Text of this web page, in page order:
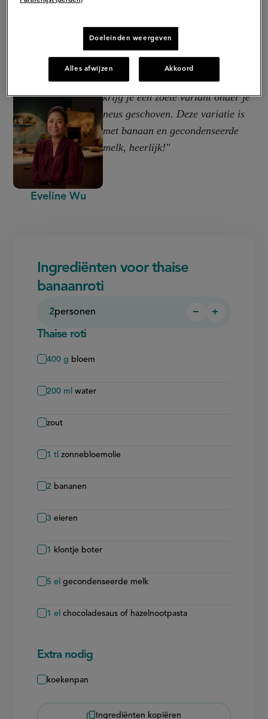
Eveline Wu
"Als je in Thailand om roti vraagt
krijg je een zoete variant onder je
neus geschoven. Deze variatie is
met banaan en gecondenseerde
melk, heerlijk!"
Ingrediënten voor thaise
banaanroti
2personen
Persoon
−
Persoon
+
Thaise roti
400 g bloem
200 ml water
zout
1 tl zonnebloemolie
2 bananen
3 eieren
1 klontje boter
5 el gecondenseerde melk
1 el chocoladesaus of hazelnootpasta
Extra nodig
koekenpan
Ingrediënten kopiëren
Doeleinden weergeven
Alles afwijzen Akkoord